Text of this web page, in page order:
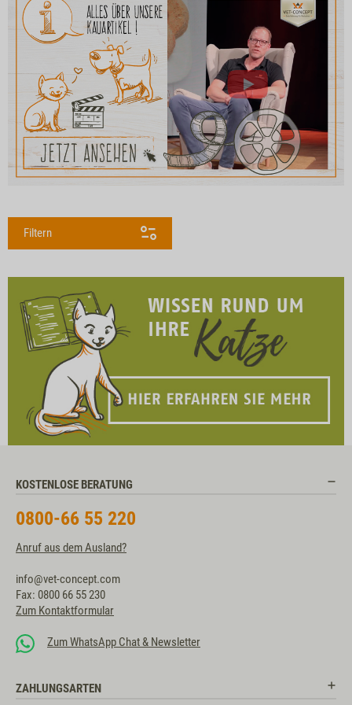
Filtern
KOSTENLOSE BERATUNG
0800-66 55 220
Anruf aus dem Ausland?
info@vet-concept.com
Fax: 0800 66 55 230
Zum Kontaktformular
Zum WhatsApp Chat & Newsletter
ZAHLUNGSARTEN